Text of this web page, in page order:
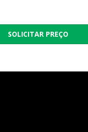
SOLICITAR PREÇO